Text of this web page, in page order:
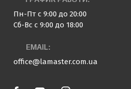
Пн-Пт с 9:00 до 20:00
Сб-Вс с 9:00 до 18:00
EMAIL:
office@lamaster.com.ua